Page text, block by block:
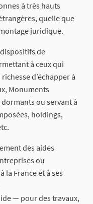
à très hauts
quelle que
juridique.
dispositifs de
à ceux qui
d’échapper à
Monuments
ou servant à
holdings,
des aides
ou
la France et à ses
— pour des travaux,